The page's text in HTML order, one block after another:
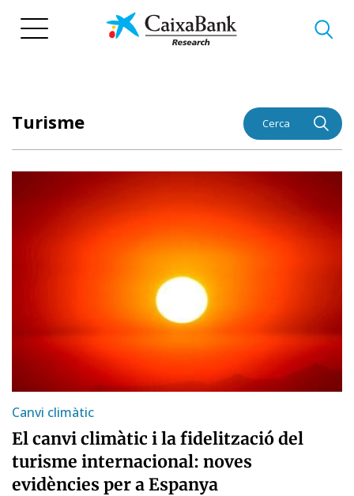
Turisme Cerca
Canvi climàtic
El canvi climàtic i la fidelització del
turisme internacional: noves
evidències per a Espanya